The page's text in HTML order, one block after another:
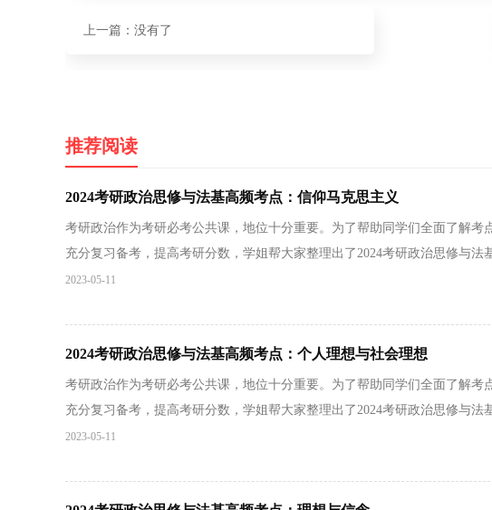
上一篇：没有了
推荐阅读
2024考研政治思修与法基高频考点：信仰马克思主义
考研政治作为考研必考公共课，地位十分重要。为了帮助同学们全面了解考
充分复习备考，提高考研分数，学姐帮大家整理出了2024考研政治思修与法
2023-05-11
2024考研政治思修与法基高频考点：个人理想与社会理想
考研政治作为考研必考公共课，地位十分重要。为了帮助同学们全面了解考
充分复习备考，提高考研分数，学姐帮大家整理出了2024考研政治思修与法
2023-05-11